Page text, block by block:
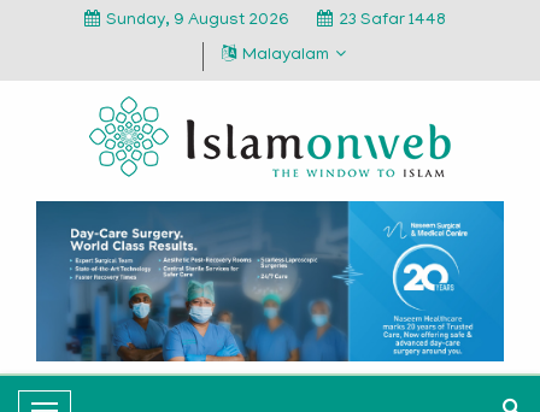
Sunday, 9 August 2026
23 Safar 1448
Malayalam